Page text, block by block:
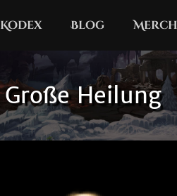
Kodex Blog Merch
Große Heilung